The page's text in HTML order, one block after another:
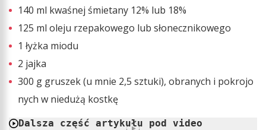
140 ml kwaśnej śmietany 12% lub 18%
125 ml oleju rzepakowego lub słonecznikowego
1 łyżka miodu
2 jajka
300 g gruszek (u mnie 2,5 sztuki), obranych i pokrojo
nych w niedużą kostkę
Dalsza część artykułu pod video